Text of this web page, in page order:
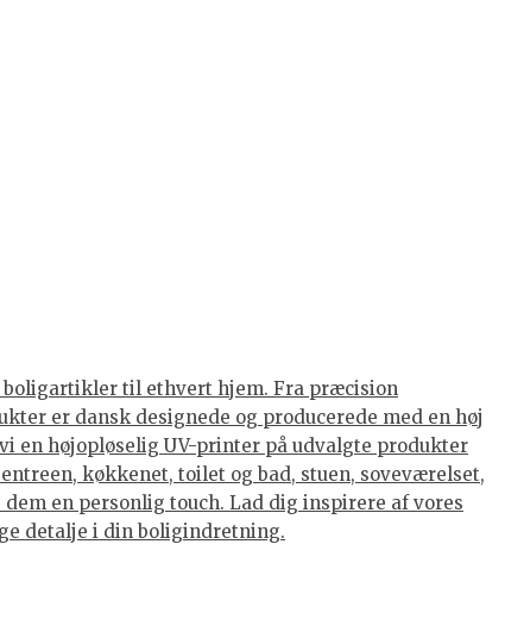
til ethvert hjem. Fra præcision
er dansk designede og producerede med en høj
en højopløselig UV-printer på udvalgte produkter
køkkenet, toilet og bad, stuen, soveværelset,
en personlig touch. Lad dig inspirere af vores
detalje i din boligindretning.